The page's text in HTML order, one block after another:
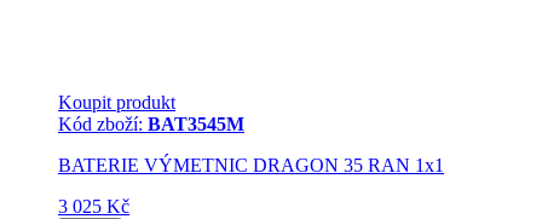
Koupit produkt
Kód zboží: BAT3545M
BATERIE VÝMETNIC DRAGON 35 RAN 1x1
3 025 Kč